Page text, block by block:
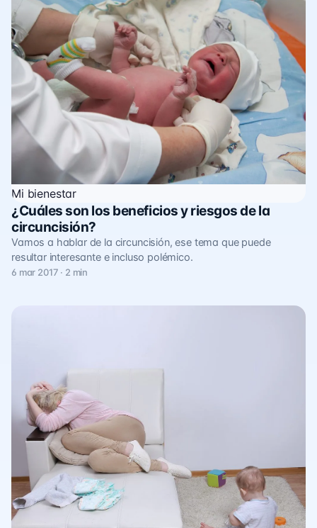
Mi bienestar
¿Cuáles son los beneficios y riesgos de la
circuncisión?
Vamos a hablar de la circuncisión, ese tema que puede
resultar interesante e incluso polémico.
6 mar 2017 · 2 min